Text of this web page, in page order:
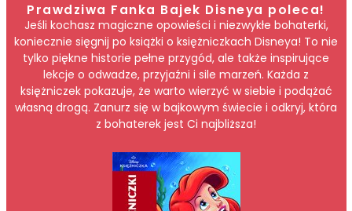
Prawdziwa Fanka Bajek Disneya poleca!
Jeśli kochasz magiczne opowieści i niezwykłe bohaterki,
koniecznie sięgnij po książki o księżniczkach Disneya! To nie
tylko piękne historie pełne przygód, ale także inspirujące
lekcje o odwadze, przyjaźni i sile marzeń. Każda z
księżniczek pokazuje, że warto wierzyć w siebie i podążać
własną drogą. Zanurz się w bajkowym świecie i odkryj, która
z bohaterek jest Ci najbliższa!